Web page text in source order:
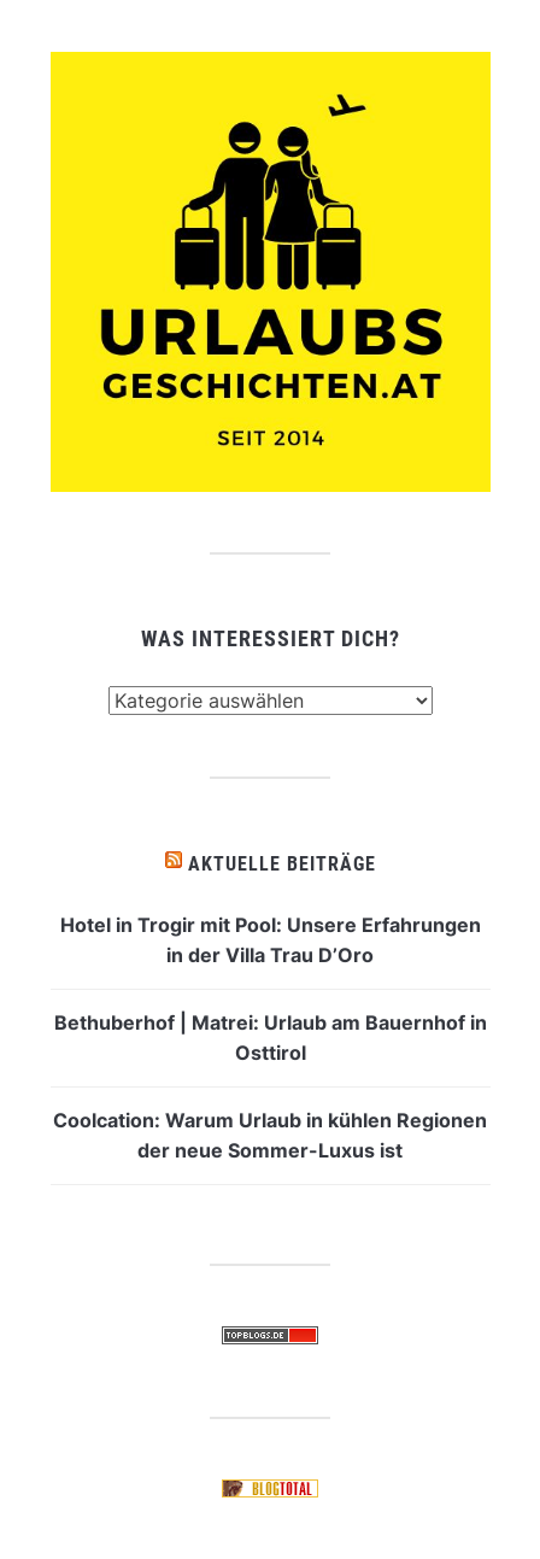
WAS INTERESSIERT DICH?
AKTUELLE BEITRÄGE
Hotel in Trogir mit Pool: Unsere Erfahrungen
in der Villa Trau D’Oro
Bethuberhof | Matrei: Urlaub am Bauernhof in
Osttirol
Coolcation: Warum Urlaub in kühlen Regionen
der neue Sommer-Luxus ist